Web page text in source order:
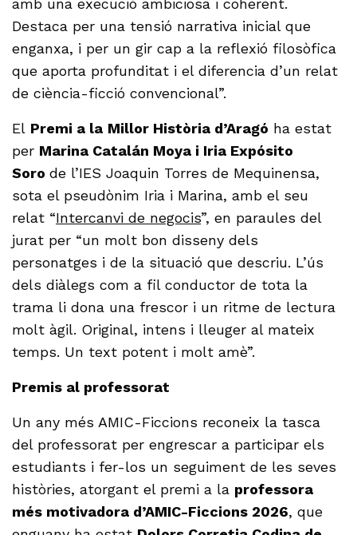
amb una execució ambiciosa i coherent.
Destaca per una tensió narrativa inicial que
enganxa, i per un gir cap a la reflexió filosòfica
que aporta profunditat i el diferencia d’un relat
de ciència-ficció convencional”.
El Premi a la Millor Història d’Aragó ha estat
per Marina Catalán Moya i Iria Expósito
Sorode l’IES Joaquin Torres de Mequinensa,
sota el pseudònim Iria i Marina, amb el seu
relat “Intercanvi de negocis”, en paraules del
jurat per “un molt bon disseny dels
personatges i de la situació que descriu. L’ús
dels diàlegs com a fil conductor de tota la
trama li dona una frescor i un ritme de lectura
molt àgil. Original, intens i lleuger al mateix
temps. Un text potent i molt amè”.
Premis al professorat
Un any més AMIC-Ficcions reconeix la tasca
del professorat per engrescar a participar els
estudiants i fer-los un seguiment de les seves
històries, atorgant el premi a la professora
més motivadora d’AMIC-Ficcions 2026, que